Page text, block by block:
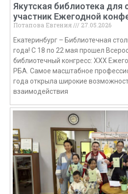
Якутская библиотека для
участник Ежегодной
Потапова Евгения
27.05.2026
Екатеринбург – Библиотечная
года! С 18 по 22 мая прошел
библиотечный конгресс: XXX
РБА. Самое масштабное
года открыла широкие
взаимодействия